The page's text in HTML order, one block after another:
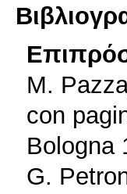
M.
con
Bologna
G.